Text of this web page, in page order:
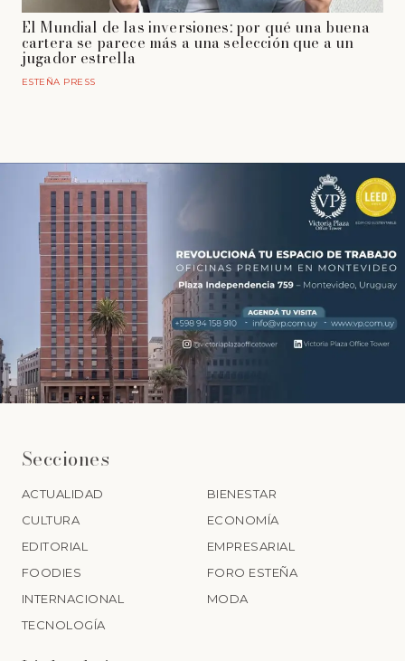
El Mundial de las inversiones: por qué una buena
cartera se parece más a una selección que a un
jugador estrella
ESTEÑA PRESS
Secciones
ACTUALIDAD
BIENESTAR
CULTURA
ECONOMÍA
EDITORIAL
EMPRESARIAL
FOODIES
FORO ESTEÑA
INTERNACIONAL
MODA
TECNOLOGÍA